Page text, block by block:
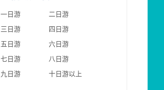
一日游
二日游
三日游
四日游
五日游
六日游
七日游
八日游
九日游
十日游以上